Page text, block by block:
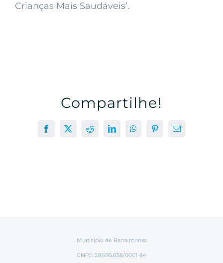
Crianças Mais Saudáveis’.
Compartilhe!
Facebook
X RedditLinkedInWhatsAppPinterest
E-
Município de Barra mansa
CNPJ: 28.695.658/0001-84